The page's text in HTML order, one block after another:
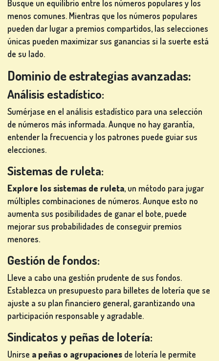
Busque un equilibrio entre los números populares y los
menos comunes. Mientras que los números populares
pueden dar lugar a premios compartidos, las selecciones
únicas pueden maximizar sus ganancias si la suerte está
de su lado.
Dominio de estrategias avanzadas:
Análisis estadístico:
Sumérjase en el análisis estadístico para una selección
de números más informada. Aunque no hay garantía,
entender la frecuencia y los patrones puede guiar sus
elecciones.
Sistemas de ruleta:
Explore los sistemas de ruleta, un método para jugar
múltiples combinaciones de números. Aunque esto no
aumenta sus posibilidades de ganar el bote, puede
mejorar sus probabilidades de conseguir premios
menores.
Gestión de fondos:
Lleve a cabo una gestión prudente de sus fondos.
Establezca un presupuesto para billetes de lotería que se
ajuste a su plan financiero general, garantizando una
participación responsable y agradable.
Sindicatos y peñas de lotería:
Unirse a peñas o agrupaciones de lotería le permite